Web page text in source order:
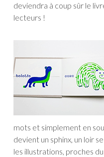
deviendra à coup sûr le
lecteurs !
mots et simplement en
devient un sphinx, un loir
les illustrations, proches